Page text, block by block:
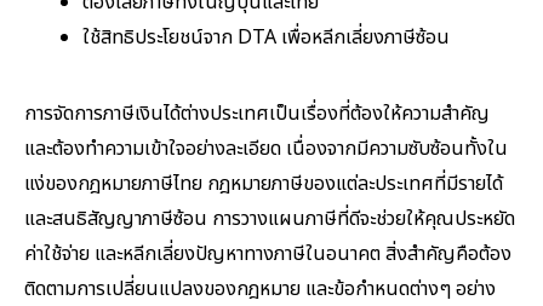
ใช้สิทธิประโยชน์จาก DTA เพื่อหลีกเลี่ยงภาษีซ้อน
การจัดการภาษีเงินได้ต่างประเทศเป็นเรื่องที่ต้องให้ความสำคัญ
และต้องทำความเข้าใจอย่างละเอียด เนื่องจากมีความซับซ้อนทั้งใน
แง่ของกฎหมายภาษีไทย กฎหมายภาษีของแต่ละประเทศที่มีรายได้
และสนธิสัญญาภาษีซ้อน การวางแผนภาษีที่ดีจะช่วยให้คุณประหยัด
ค่าใช้จ่าย และหลีกเลี่ยงปัญหาทางภาษีในอนาคต สิ่งสำคัญคือต้อง
ติดตามการเปลี่ยนแปลงของกฎหมาย และข้อกำหนดต่างๆ อย่าง